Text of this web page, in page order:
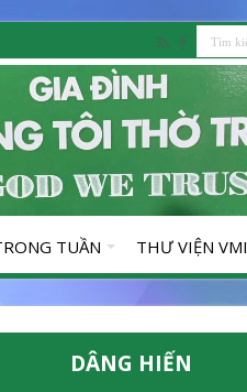
TUẦN THƯ VIỆN VMI
DÂNG HIẾN